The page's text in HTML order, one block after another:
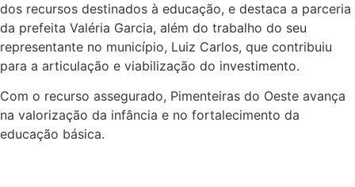
dos recursos destinados à educação, e destaca a parceria
da prefeita Valéria Garcia, além do trabalho do seu
representante no município, Luiz Carlos, que contribuiu
para a articulação e viabilização do investimento.
Com o recurso assegurado, Pimenteiras do Oeste avança
na valorização da infância e no fortalecimento da
educação básica.